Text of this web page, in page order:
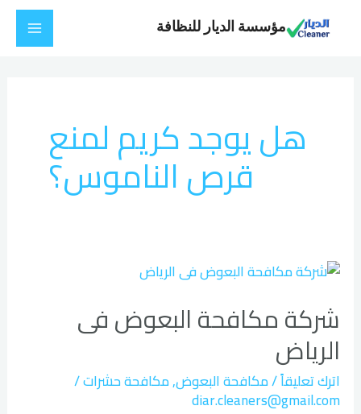
مؤسسة الديار للنظافة
Main
هل يوجد كريم لمنع
قرص الناموس؟
شركة مكافحة البعوض فى
الرياض
اترك تعليقاً/مكافحة البعوض,مكافحة حشرات/
diar.cleaners@gmail.com
شركة
البعوض
فى
الرياض